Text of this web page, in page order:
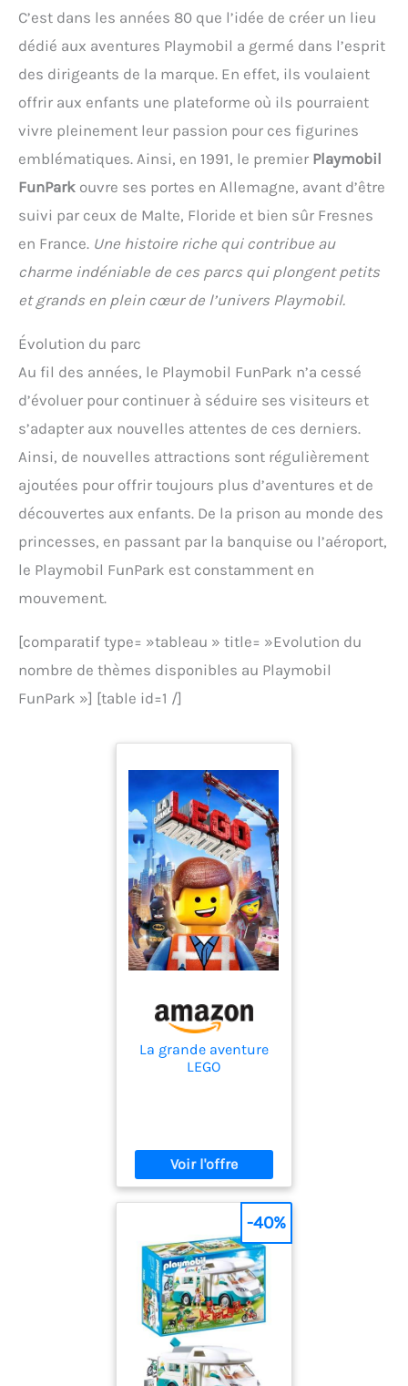
C’est dans les années 80 que l’idée de créer un lieu
dédié aux aventures Playmobil a germé dans l’esprit
des dirigeants de la marque. En effet, ils voulaient
offrir aux enfants une plateforme où ils pourraient
vivre pleinement leur passion pour ces figurines
emblématiques. Ainsi, en 1991, le premier Playmobil
FunPark ouvre ses portes en Allemagne, avant d’être
suivi par ceux de Malte, Floride et bien sûr Fresnes
en France. Une histoire riche qui contribue au
charme indéniable de ces parcs qui plongent petits
et grands en plein cœur de l’univers Playmobil.
Évolution du parc
Au fil des années, le Playmobil FunPark n’a cessé
d’évoluer pour continuer à séduire ses visiteurs et
s’adapter aux nouvelles attentes de ces derniers.
Ainsi, de nouvelles attractions sont régulièrement
ajoutées pour offrir toujours plus d’aventures et de
découvertes aux enfants. De la prison au monde des
princesses, en passant par la banquise ou l’aéroport,
le Playmobil FunPark est constamment en
mouvement.
[comparatif type= »tableau » title= »Evolution du
nombre de thèmes disponibles au Playmobil
FunPark »] [table id=1 /]
La grande aventure
LEGO
-40%